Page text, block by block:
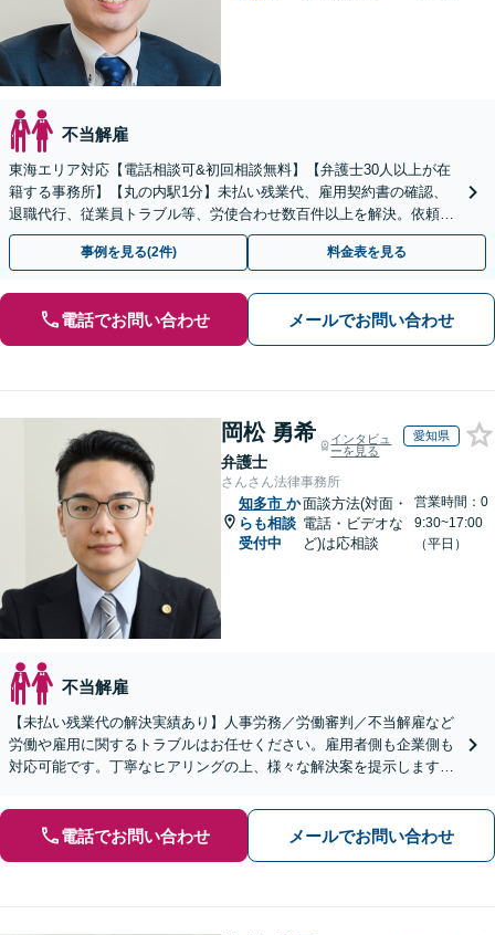
不当解雇
東海エリア対応【電話相談可&初回相談無料】【弁護士30人以上が在
籍する事務所】【丸の内駅1分】未払い残業代、雇用契約書の確認、
退職代行、従業員トラブル等、労使合わせ数百件以上を解決。依頼者
様の強い味方になります。残業代セミナー講師の経験多数
事例を見る(2件) 料金表を見る
電話でお問い合わせ メールでお問い合わせ
岡松 勇希
弁護士
インタビュ
ーを見る
愛知県
さんさん法律事務所
知多市 か
らも相談
受付中
面談方法(対面・
電話・ビデオな
ど)は応相談
営業時間：0
9:30~17:00
（平日）
不当解雇
【未払い残業代の解決実績あり】人事労務／労働審判／不当解雇など
労働や雇用に関するトラブルはお任せください。雇用者側も企業側も
対応可能です。丁寧なヒアリングの上、様々な解決案を提示します
電話でお問い合わせ メールでお問い合わせ